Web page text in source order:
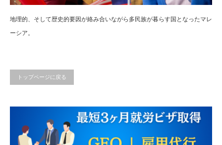
地理的、そして歴史的要因が絡み合いながら多民族が暮らす国となったマレ
ーシア。
トップページに戻る